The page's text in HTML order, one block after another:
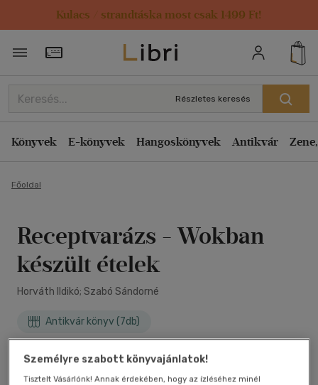
Kulacs / strandtáska most csak 1499 Ft!
Törzsvásárlói Kártya adatai
Részletes keresés
Könyvek E-könyvek Hangoskönyvek Antikvár
Főoldal
Receptvarázs - Wokban
készült ételek
Horváth Ildikó; Szabó Sándorné
Antikvár könyv (7db)
Személyre szabott könyvajánlatok!
Tisztelt Vásárlónk! Annak érdekében, hogy az ízléséhez minél